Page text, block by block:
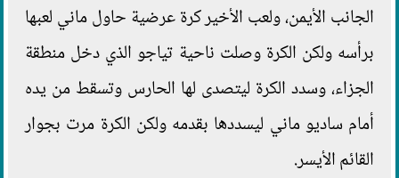
الجانب الأيمن، ولعب الأخير كرة عرضية حاول ماني لعبها
برأسه ولكن الكرة وصلت ناحية تياجو الذي دخل منطقة
الجزاء، وسدد الكرة ليتصدى لها الحارس وتسقط من يده
أمام ساديو ماني ليسددها بقدمه ولكن الكرة مرت بجوار
القائم الأيسر.